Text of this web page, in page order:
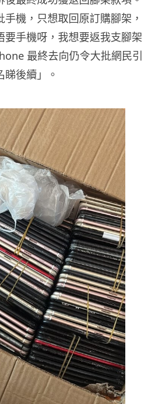
機，只想取回原訂購腳架，
要手機呀，我想要返我支腳架
最終去向仍令大批網民引
後續」。